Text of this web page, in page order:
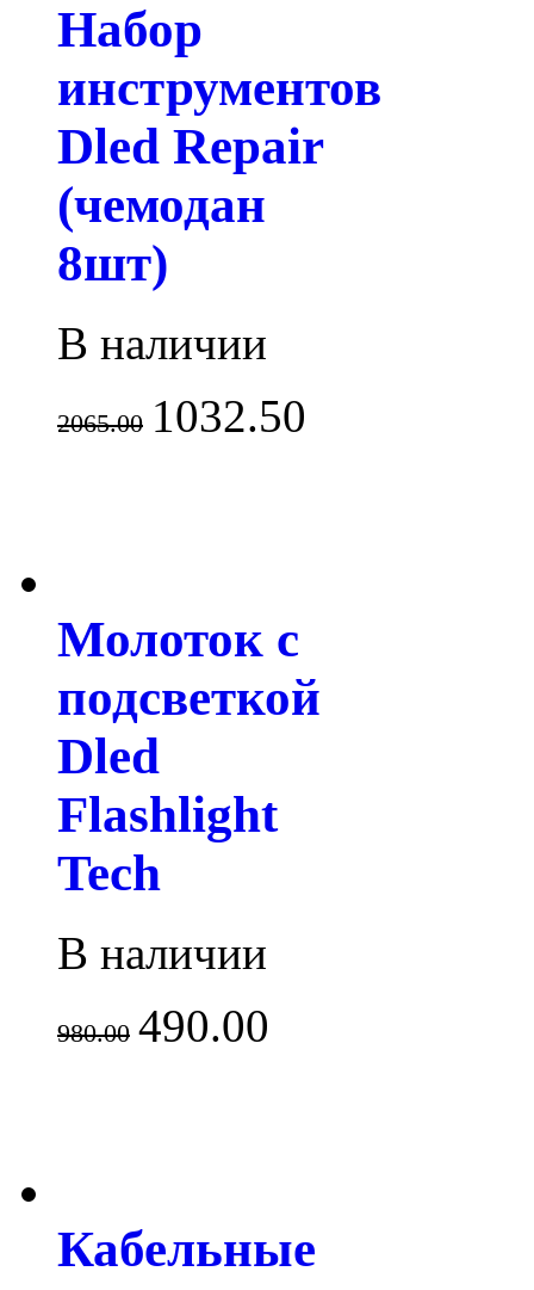
Набор
инструментов
Dled Repair
(чемодан
8шт)
В наличии
2065.00 1032.50
Молоток с
подсветкой
Dled
Flashlight
Tech
В наличии
980.00 490.00
Кабельные